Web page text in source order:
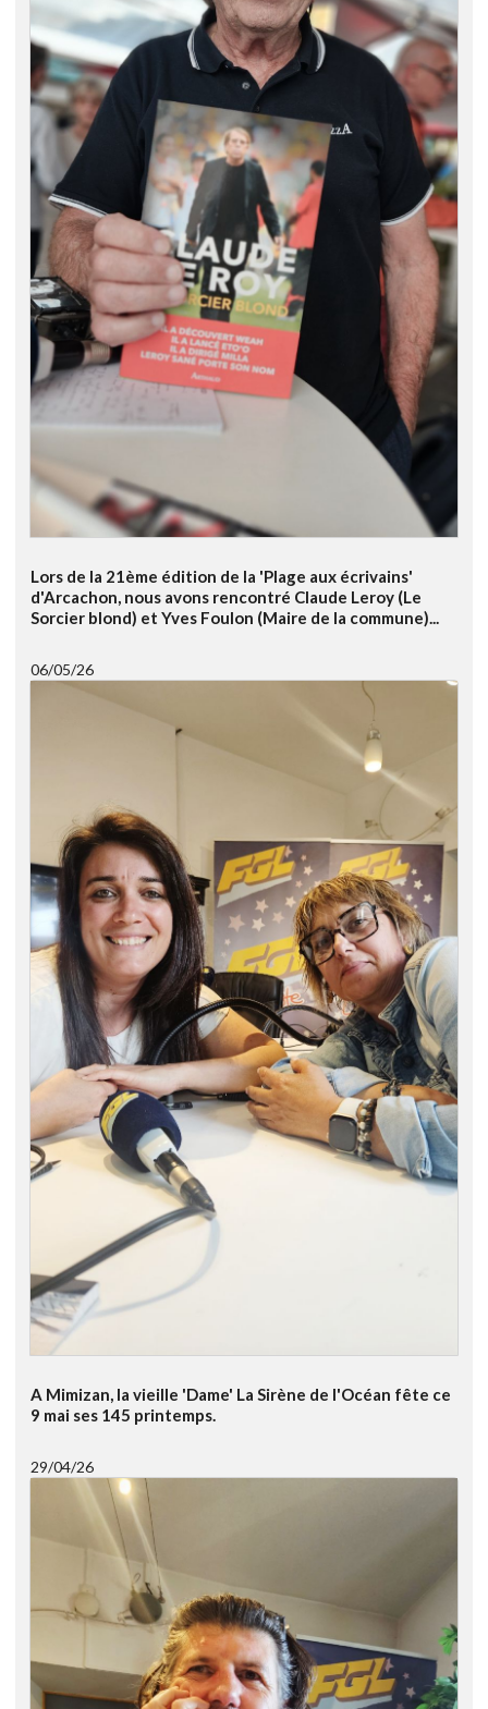
Lors de la 21ème édition de la 'Plage aux écrivains'
d'Arcachon, nous avons rencontré Claude Leroy (Le
Sorcier blond) et Yves Foulon (Maire de la commune)...
06/05/26
A Mimizan, la vieille 'Dame' La Sirène de l'Océan fête ce
9 mai ses 145 printemps.
29/04/26